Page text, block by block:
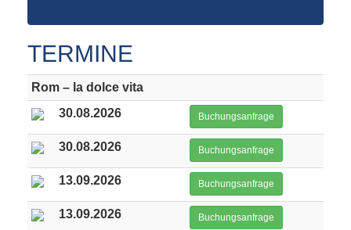
TERMINE
Rom – la dolce vita
30.08.2026
Buchungsanfrage
30.08.2026 Buchungsanfrage
13.09.2026 Buchungsanfrage
13.09.2026 Buchungsanfrage